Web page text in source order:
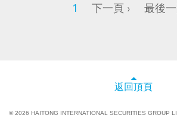
1 下一頁 › 最後
返回頂頁
© 2026 HAITONG INTERNATIONAL SECURITIES GROUP